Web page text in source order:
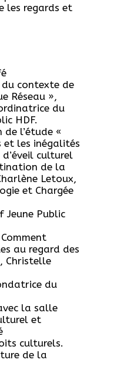
les regards et
contexte de
Réseau »,
du
HDF.
l’étude «
et les inégalités
culturel
de la
Letoux,
et Chargée
Jeune Public
au regard des
Christelle
du
la salle
et
culturels.
de la